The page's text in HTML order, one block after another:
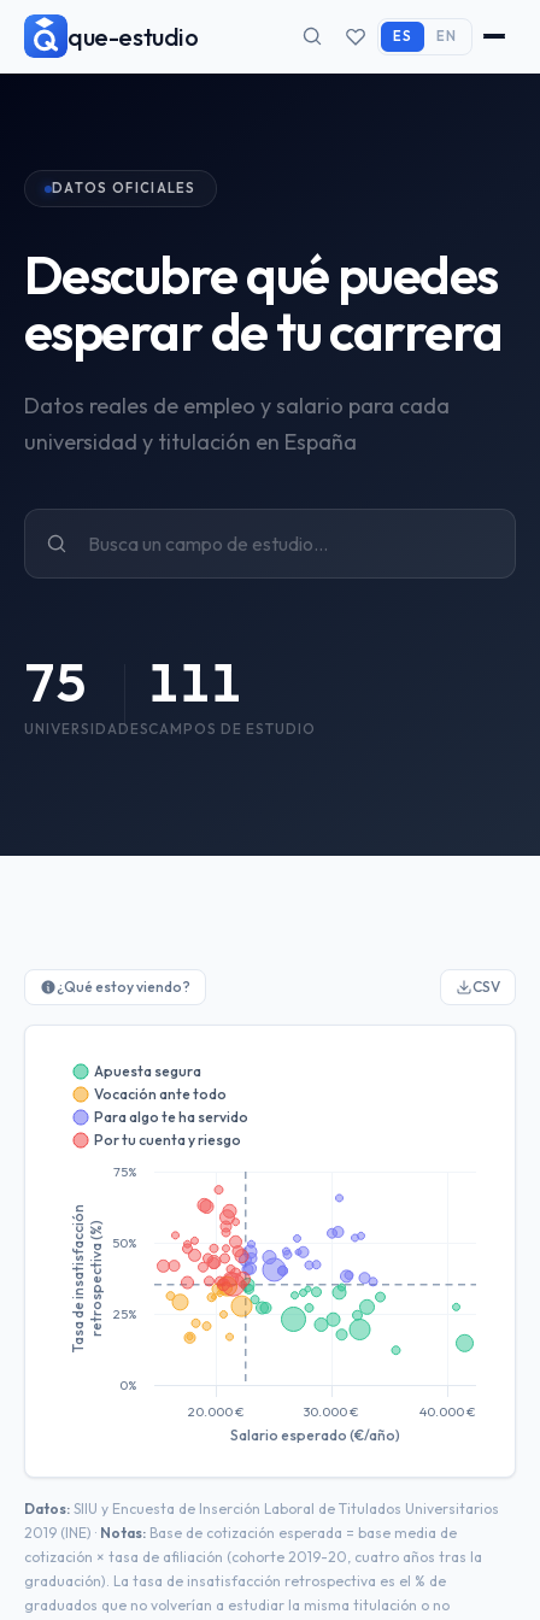
que-estudio ES EN
DATOS OFICIALES
Descubre qué puedes
esperar de tu carrera
Datos reales de empleo y salario para cada
universidad y titulación en España
75
UNIVERSIDADES
111
CAMPOS DE ESTUDIO
¿Qué estoy viendo? CSV
Salario esperado (€/año)
Tasa de insatisfacciónretrospectiva (%)
Apuesta segura
Vocación ante todo
Para algo te ha servido
Por tu cuenta y riesgo
20.000 € 30.000 € 40.000 €
0%
25%
50%
75%
Datos: SIIU y Encuesta de Inserción Laboral de Titulados Universitarios
2019 (INE) · Notas: Base de cotización esperada = base media de
cotización × tasa de afiliación (cohorte 2019-20, cuatro años tras la
graduación). La tasa de insatisfacción retrospectiva es el % de
graduados que no volverían a estudiar la misma titulación o no